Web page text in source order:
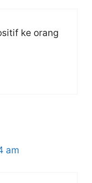
ke orang
am